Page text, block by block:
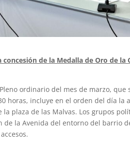
concesión de la Medalla de Oro de
ordinario del mes de marzo,
horas, incluye en el orden del día
la plaza de las Malvas. Los grupos
de la Avenida del entorno del barrio